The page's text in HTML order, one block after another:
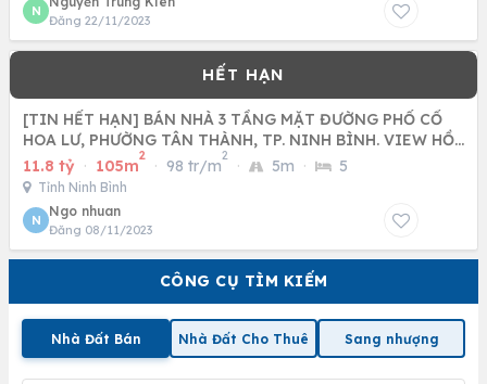
CÔNG CỤ TÌM KIẾM
Nhà Đất Bán Nhà Đất Cho Thuê Sang nhượng
N
Đăng 22/11/2023
[TIN HẾT HẠN] BÁN NHÀ 3 TẦNG MẶT ĐƯỜNG PHỐ CỔ
HOA LƯ, PHƯỜNG TÂN THÀNH, TP. NINH BÌNH. VIEW HỒ
KỲ LÂN.
11.8 tỷ · 105m
2
· 98 tr/m
2
· 5m · 5
Tỉnh Ninh Bình
N
Ngo nhuan
Đăng 08/11/2023